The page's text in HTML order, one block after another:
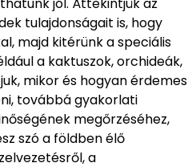
tulajdonságait is, hogy
majd kitérünk a speciális
a kaktuszok, orchideák,
mikor és hogyan érdemes
továbbá gyakorlati
megőrzéséhez,
szó a földben élő
a